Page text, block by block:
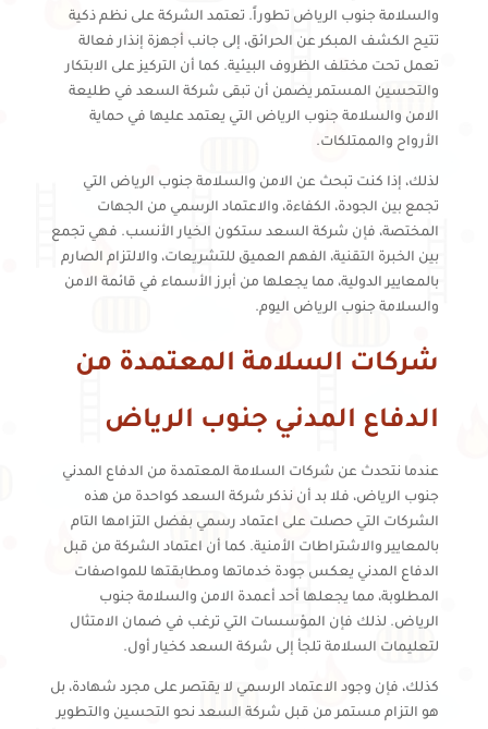
والسلامة جنوب الرياض تطوراً. تعتمد الشركة على نظم ذكية
تتيح الكشف المبكر عن الحرائق، إلى جانب أجهزة إنذار فعالة
تعمل تحت مختلف الظروف البيئية. كما أن التركيز على الابتكار
والتحسين المستمر يضمن أن تبقى شركة السعد في طليعة
الامن والسلامة جنوب الرياض التي يعتمد عليها في حماية
الأرواح والممتلكات.
لذلك، إذا كنت تبحث عن الامن والسلامة جنوب الرياض التي
تجمع بين الجودة، الكفاءة، والاعتماد الرسمي من الجهات
المختصة، فإن شركة السعد ستكون الخيار الأنسب. فهي تجمع
بين الخبرة التقنية، الفهم العميق للتشريعات، والالتزام الصارم
بالمعايير الدولية، مما يجعلها من أبرز الأسماء في قائمة الامن
والسلامة جنوب الرياض اليوم.
شركات السلامة المعتمدة من
الدفاع المدني جنوب الرياض
عندما نتحدث عن شركات السلامة المعتمدة من الدفاع المدني
جنوب الرياض، فلا بد أن نذكر شركة السعد كواحدة من هذه
الشركات التي حصلت على اعتماد رسمي بفضل التزامها التام
بالمعايير والاشتراطات الأمنية. كما أن اعتماد الشركة من قبل
الدفاع المدني يعكس جودة خدماتها ومطابقتها للمواصفات
المطلوبة، مما يجعلها أحد أعمدة الامن والسلامة جنوب
الرياض. لذلك فإن المؤسسات التي ترغب في ضمان الامتثال
لتعليمات السلامة تلجأ إلى شركة السعد كخيار أول.
كذلك، فإن وجود الاعتماد الرسمي لا يقتصر على مجرد شهادة، بل
هو التزام مستمر من قبل شركة السعد نحو التحسين والتطوير